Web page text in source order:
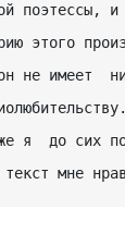
поэтессы, и
этого
не имеет
я  до сих
мне